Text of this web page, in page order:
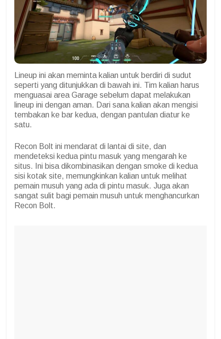
Lineup ini akan meminta kalian untuk berdiri di sudut
seperti yang ditunjukkan di bawah ini. Tim kalian harus
menguasai area Garage sebelum dapat melakukan
lineup ini dengan aman. Dari sana kalian akan mengisi
tembakan ke bar kedua, dengan pantulan diatur ke
satu.
Recon Bolt ini mendarat di lantai di site, dan
mendeteksi kedua pintu masuk yang mengarah ke
situs. Ini bisa dikombinasikan dengan smoke di kedua
sisi kotak site, memungkinkan kalian untuk melihat
pemain musuh yang ada di pintu masuk. Juga akan
sangat sulit bagi pemain musuh untuk menghancurkan
Recon Bolt.